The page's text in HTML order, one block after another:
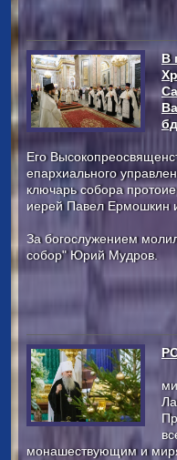
В
Его
епархиального
ключарь собора
иерей Павел Ермошкин
За богослужением
собор" Юрий Мудров.
монашествующим и